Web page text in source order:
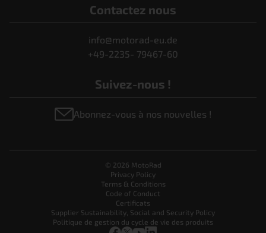
Contactez nous
info@motorad-eu.de
+49-2235- 79467-60
Suivez-nous !
Abonnez-vous à nos nouvelles !
© 2026 MotoRad
Privacy Policy
Terms & Conditions
Code of Conduct
Certificats
Supplier Sustainability, Social and Security Policy
Politique de gestion du cycle de vie des produits